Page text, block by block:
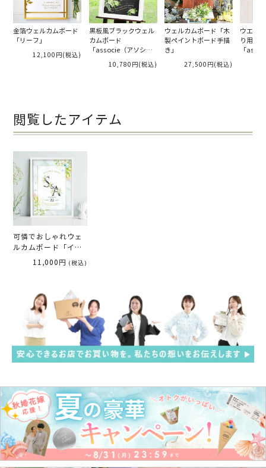
金箔ウェルカムボード
「リーフ」
12,100円(税込)
黒板風ブラックウェル
カムボード
「associe（アソシ
10,780円(税込)
ウェルカムボード「木
製ペイントボード手描
き」
27,500円(税込)
ウエル
り用デ
「
閲覧したアイテム
可憐でおしゃれウェ
ルカムボード「イニ
シャルフラワー」
11,000円 (税込)